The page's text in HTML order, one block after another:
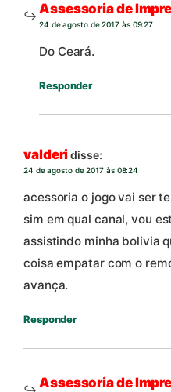
Assessoria de
24 de agosto de 2017 às 09:27
Do Ceará.
Responder
valderidisse:
24 de agosto de 2017 às 08:24
acessoria o jogo vai ser
sim em qual canal, vou
assistindo minha bolivia
coisa empatar com o
avança.
Responder
Assessoria de